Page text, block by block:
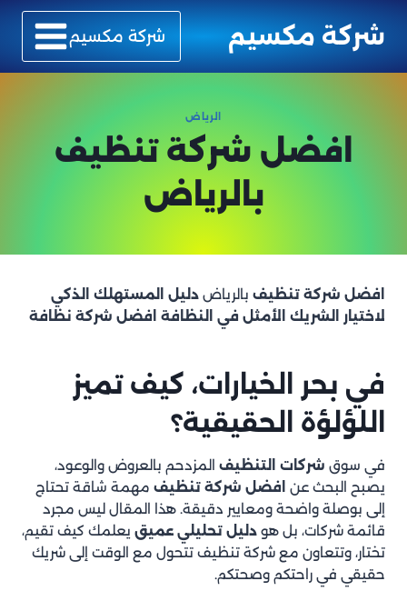
المحتوى
شركة مكسيم شركة مكسيم
الرياض
افضل شركة تنظيف
بالرياض
افضل شركة تنظيف بالرياض دليل المستهلك الذكي
لاختيار الشريك الأمثل في النظافة افضل شركة نظافة
في بحر الخيارات، كيف تميز
اللؤلؤة الحقيقية؟
في سوق شركات التنظيف المزدحم بالعروض والوعود،
يصبح البحث عن افضل شركة تنظيف مهمة شاقة تحتاج
إلى بوصلة واضحة ومعايير دقيقة. هذا المقال ليس مجرد
قائمة شركات، بل هو دليل تحليلي عميق يعلمك كيف تقيم،
تختار، وتتعاون مع شركة تنظيف تتحول مع الوقت إلى شريك
حقيقي في راحتكم وصحتكم.